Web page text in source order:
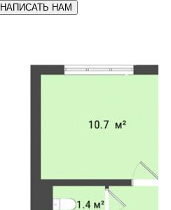
НАПИСАТЬ НАМ